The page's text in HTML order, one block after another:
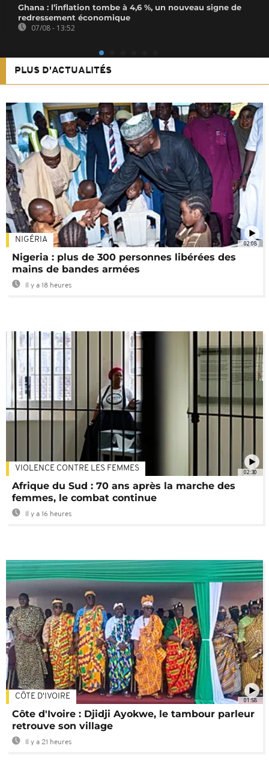
Ghana : l’inflation tombe à 4,6 %, un nouveau signe de
redressement économique
07/08 - 13:52
PLUS D'ACTUALITÉS
02:08
NIGÉRIA
Nigeria : plus de 300 personnes libérées des
mains de bandes armées
Il y a 18 heures
02:30
VIOLENCE CONTRE LES FEMMES
Afrique du Sud : 70 ans après la marche des
femmes, le combat continue
Il y a 16 heures
01:58
CÔTE D'IVOIRE
Côte d'Ivoire : Djidji Ayokwe, le tambour parleur
retrouve son village
Il y a 21 heures